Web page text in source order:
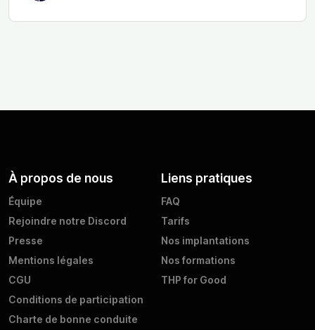
À propos de nous
Équipe
Rejoindre notre Discord
Presse
Mentions légales
CGU
Conditions de participation
Charte de bonne conduite
Liens pratiques
FAQ
Tarifs
Nos implantations
Nos formations
THP for Good